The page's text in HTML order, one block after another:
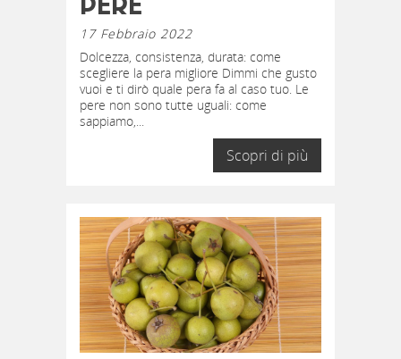
PERE
17 Febbraio 2022
Dolcezza, consistenza, durata: come
scegliere la pera migliore Dimmi che gusto
vuoi e ti dirò quale pera fa al caso tuo. Le
pere non sono tutte uguali: come
sappiamo,...
Scopri di più